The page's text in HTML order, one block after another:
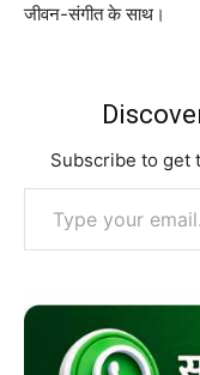
जीवन-संगीत के साथ।
Subscribe to get
Type your email…